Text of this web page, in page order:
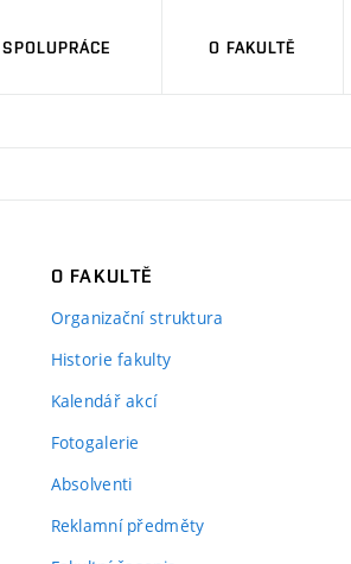
SPOLUPRÁCE O FAKULTĚ
O FAKULTĚ
Organizační struktura
Historie fakulty
Kalendář akcí
Fotogalerie
Absolventi
Reklamní předměty